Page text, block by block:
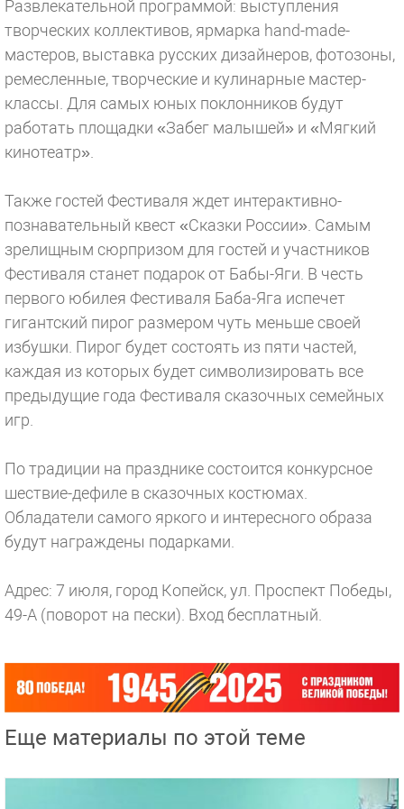
Развлекательной программой: выступления
творческих коллективов, ярмарка hand-made-
мастеров, выставка русских дизайнеров, фотозоны,
ремесленные, творческие и кулинарные мастер-
классы. Для самых юных поклонников будут
работать площадки «Забег малышей» и «Мягкий
кинотеатр».
Также гостей Фестиваля ждет интерактивно-
познавательный квест «Сказки России». Самым
зрелищным сюрпризом для гостей и участников
Фестиваля станет подарок от Бабы-Яги. В честь
первого юбилея Фестиваля Баба-Яга испечет
гигантский пирог размером чуть меньше своей
избушки. Пирог будет состоять из пяти частей,
каждая из которых будет символизировать все
предыдущие года Фестиваля сказочных семейных
игр.
По традиции на празднике состоится конкурсное
шествие-дефиле в сказочных костюмах.
Обладатели самого яркого и интересного образа
будут награждены подарками.
Адрес: 7 июля, город Копейск, ул. Проспект Победы,
49-А (поворот на пески). Вход бесплатный.
Еще материалы по этой теме